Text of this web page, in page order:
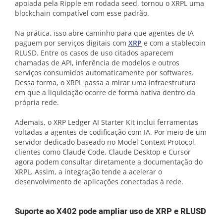
apoiada pela Ripple em rodada seed, tornou o XRPL uma
blockchain compatível com esse padrão.
Na prática, isso abre caminho para que agentes de IA
paguem por serviços digitais com XRP e com a stablecoin
RLUSD. Entre os casos de uso citados aparecem
chamadas de API, inferência de modelos e outros
serviços consumidos automaticamente por softwares.
Dessa forma, o XRPL passa a mirar uma infraestrutura
em que a liquidação ocorre de forma nativa dentro da
própria rede.
Ademais, o XRP Ledger AI Starter Kit inclui ferramentas
voltadas a agentes de codificação com IA. Por meio de um
servidor dedicado baseado no Model Context Protocol,
clientes como Claude Code, Claude Desktop e Cursor
agora podem consultar diretamente a documentação do
XRPL. Assim, a integração tende a acelerar o
desenvolvimento de aplicações conectadas à rede.
Suporte ao X402 pode ampliar uso de XRP e RLUSD